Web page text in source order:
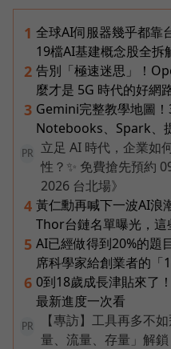
1 全球AI伺服器幾乎都靠
19檔AI基建概念股全拆
2 告別「極速迷思」！
麼才是 5G 時代的好網
3 Gemini完整教學地圖！
Notebooks、Spark、
PR
立足 AI 時代，企業如
性？✨ 免費搶先預約
2026 台北場》
4 黃仁勳再喊下一波AI浪
Thor台鏈名單曝光，
5 AI已經做得到20%的題
席科學家給創業者的「
6 0到18歲成長津貼來了
最新進度一次看
PR
【專訪】工具再多不
量、流量、存量」解